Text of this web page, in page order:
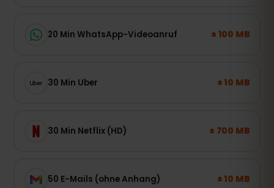
20 Min WhatsApp-Videoanruf ± 100 MB
30 Min Uber ± 10 MB
30 Min Netflix (HD) ± 700 MB
50 E-Mails (ohne Anhang) ± 10 MB